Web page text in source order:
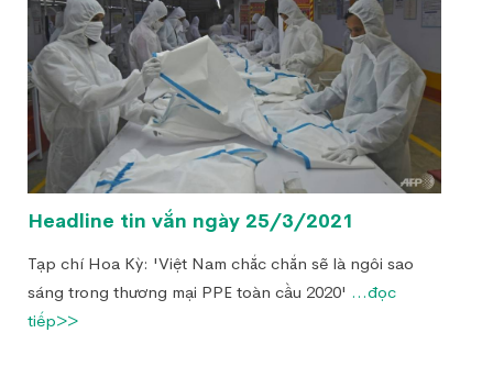
Headline tin vắn ngày 25/3/2021
Tạp chí Hoa Kỳ: 'Việt Nam chắc chắn sẽ là ngôi sao
sáng trong thương mại PPE toàn cầu 2020' ...đọc
tiếp>>